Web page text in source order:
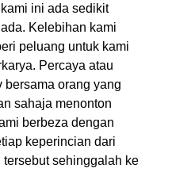
ini ada sedikit
Kelebihan kami
peluang untuk kami
Percaya atau
bersama orang yang
sahaja menonton
berbeza dengan
keperincian dari
sehinggalah ke